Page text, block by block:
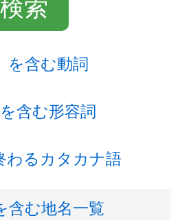
を含む動詞
を含む形容詞
わるカタカナ語
含む地名一覧